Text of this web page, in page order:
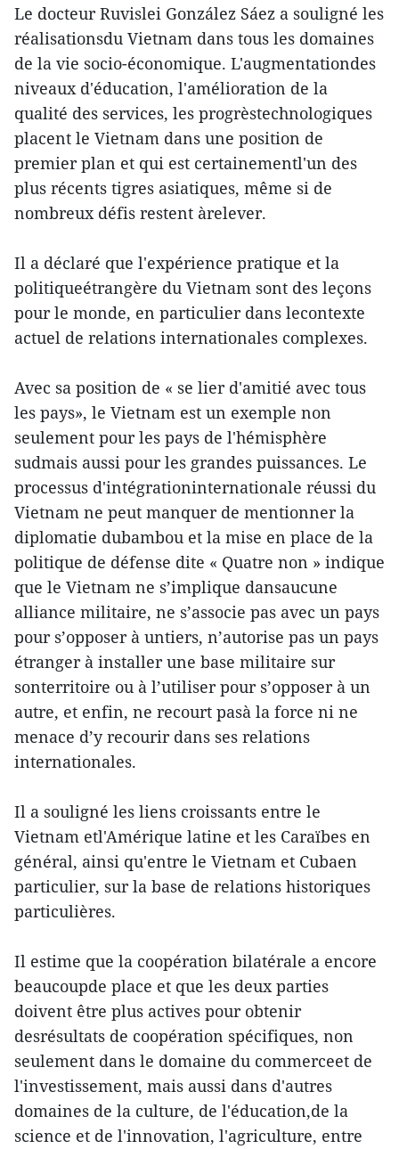
Le docteur Ruvislei González Sáez a souligné les
réalisationsdu Vietnam dans tous les domaines
de la vie socio-économique. L'augmentationdes
niveaux d'éducation, l'amélioration de la
qualité des services, les progrèstechnologiques
placent le Vietnam dans une position de
premier plan et qui est certainementl'un des
plus récents tigres asiatiques, même si de
nombreux défis restent àrelever.
Il a déclaré que l'expérience pratique et la
politiqueétrangère du Vietnam sont des leçons
pour le monde, en particulier dans lecontexte
actuel de relations internationales complexes.
Avec sa position de « se lier d'amitié avec tous
les pays», le Vietnam est un exemple non
seulement pour les pays de l'hémisphère
sudmais aussi pour les grandes puissances. Le
processus d'intégrationinternationale réussi du
Vietnam ne peut manquer de mentionner la
diplomatie dubambou et la mise en place de la
politique de défense dite « Quatre non » indique
que le Vietnam ne s’implique dansaucune
alliance militaire, ne s’associe pas avec un pays
pour s’opposer à untiers, n’autorise pas un pays
étranger à installer une base militaire sur
sonterritoire ou à l’utiliser pour s’opposer à un
autre, et enfin, ne recourt pasà la force ni ne
menace d’y recourir dans ses relations
internationales.
Il a souligné les liens croissants entre le
Vietnam etl'Amérique latine et les Caraïbes en
général, ainsi qu'entre le Vietnam et Cubaen
particulier, sur la base de relations historiques
particulières.
Il estime que la coopération bilatérale a encore
beaucoupde place et que les deux parties
doivent être plus actives pour obtenir
desrésultats de coopération spécifiques, non
seulement dans le domaine du commerceet de
l'investissement, mais aussi dans d'autres
domaines de la culture, de l'éducation,de la
science et de l'innovation, l'agriculture, entre